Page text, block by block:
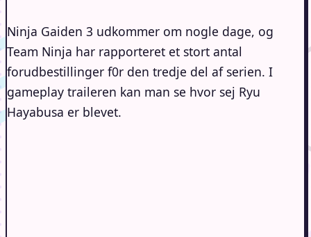
Ninja Gaiden 3 udkommer om nogle dage, og
Team Ninja har rapporteret et stort antal
forudbestillinger f0r den tredje del af serien. I
gameplay traileren kan man se hvor sej Ryu
Hayabusa er blevet.